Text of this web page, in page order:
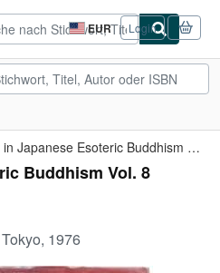
EUR
Seite
der
Einkaufseinstellungen.
Login
Art in Japanese Esoteric Buddhism Vol. 8
Buddhism Vol. 8
1976